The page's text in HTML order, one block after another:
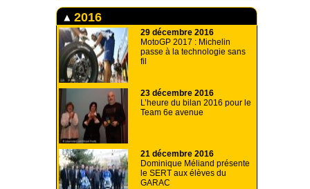
2016
29 décembre 2016
MotoGP 2017 : Michelin
passe à la technologie sans
fil
23 décembre 2016
L’heure du bilan 2016 pour le
Team 6e avenue
21 décembre 2016
Dominique Méliand présente
le SERT aux élèves du
GARAC